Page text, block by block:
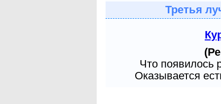
Третья
Что появилось
Оказывается